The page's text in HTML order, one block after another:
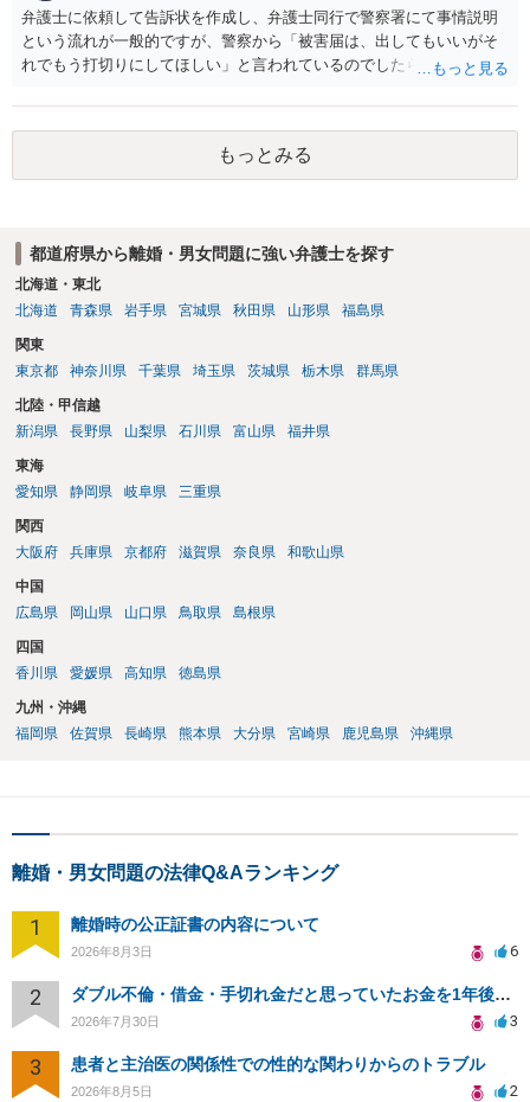
弁護士に依頼して告訴状を作成し、弁護士同行で警察署にて事情説明
という流れが一般的ですが、警察から「被害届は、出してもいいがそ
れでもう打切りにしてほしい」と言われているのでしたら、あまり結
検察庁に訴えるのもありかもしれないですが、実際に捜査をするの
は、結局所轄だと思われますので、やはり結論は変わらないかもしれ
ないです。 一度、最寄りの「刑事に強い」とうたっている弁護士に相
談してみてはいかがでしょうか。 以上、ご参考まで。
もっとみる
都道府県から離婚・男女問題に強い弁護士を探す
北海道・東北
北海道
青森県 岩手県 宮城県 秋田県 山形県 福島県
関東
東京都
神奈川県 千葉県 埼玉県 茨城県 栃木県 群馬県
北陸・甲信越
新潟県
長野県 山梨県 石川県 富山県 福井県
東海
愛知県
静岡県 岐阜県 三重県
関西
大阪府
兵庫県 京都府 滋賀県 奈良県 和歌山県
中国
広島県
岡山県 山口県 鳥取県 島根県
四国
香川県
愛媛県 高知県 徳島県
九州・沖縄
福岡県
佐賀県 長崎県 熊本県 大分県 宮崎県 鹿児島県 沖縄県
離婚・男女問題の法律Q&Aランキング
1 離婚時の公正証書の内容について
2026年8月3日 6
2 ダブル不倫・借金・手切れ金だと思っていたお金を1年後いまさら脅迫罪として通知書が来てまとめて請求
2026年7月30日 3
3 患者と主治医の関係性での性的な関わりからのトラブル
2026年8月5日 2